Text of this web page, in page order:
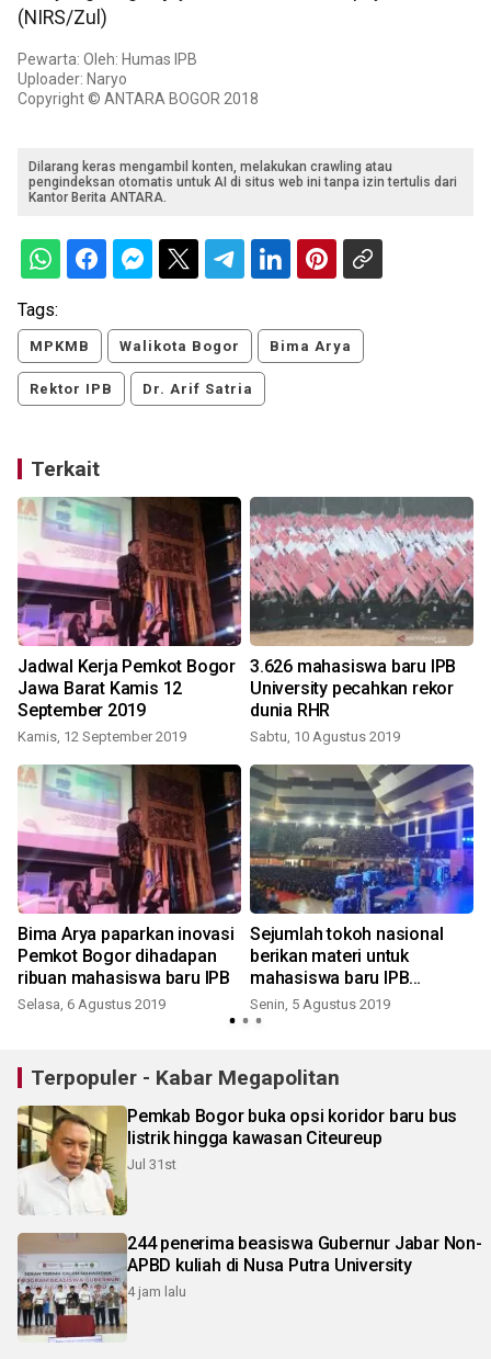
(NIRS/Zul)
Pewarta: Oleh: Humas IPB
Uploader: Naryo
Copyright © ANTARA BOGOR 2018
Dilarang keras mengambil konten, melakukan crawling atau
pengindeksan otomatis untuk AI di situs web ini tanpa izin tertulis dari
Kantor Berita ANTARA.
Tags:
MPKMB Walikota Bogor Bima Arya
Rektor IPB Dr. Arif Satria
Terkait
Jadwal Kerja Pemkot Bogor
Jawa Barat Kamis 12
September 2019
Kamis, 12 September 2019
3.626 mahasiswa baru IPB
University pecahkan rekor
dunia RHR
Sabtu, 10 Agustus 2019
Bima Arya paparkan inovasi
Pemkot Bogor dihadapan
ribuan mahasiswa baru IPB
Selasa, 6 Agustus 2019
Sejumlah tokoh nasional
berikan materi untuk
mahasiswa baru IPB
University
Senin, 5 Agustus 2019
Terpopuler - Kabar Megapolitan
Pemkab Bogor buka opsi koridor baru bus
listrik hingga kawasan Citeureup
Jul 31st
244 penerima beasiswa Gubernur Jabar Non-
APBD kuliah di Nusa Putra University
4 jam lalu